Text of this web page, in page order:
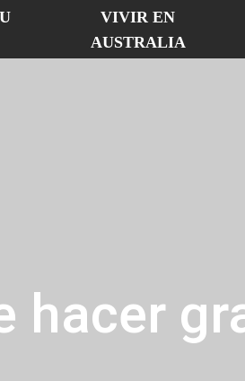
VIVIR EN
AUSTRALIA
hacer